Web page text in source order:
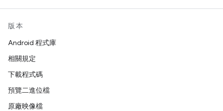
版本
Android 程式庫
相關規定
下載程式碼
預覽二進位檔
原廠映像檔